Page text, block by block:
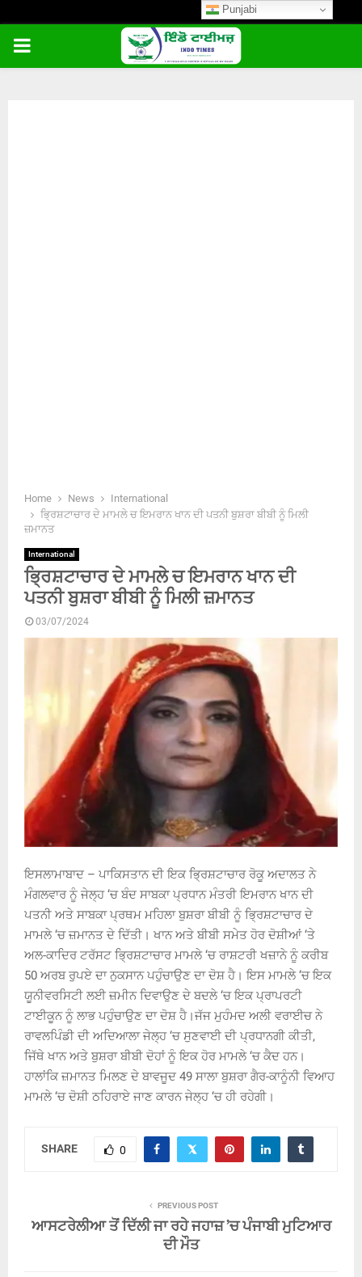
PRIMARY
Home News
International
ਭਿ੍ਰਸ਼ਟਾਚਾਰ ਦੇ ਮਾਮਲੇ ਚ ਇਮਰਾਨ ਖਾਨ ਦੀ ਪਤਨੀ ਬੁਸ਼ਰਾ ਬੀਬੀ ਨੂੰ ਮਿਲੀ
ਜ਼ਮਾਨਤ
International
ਭਿ੍ਰਸ਼ਟਾਚਾਰ ਦੇ ਮਾਮਲੇ ਚ ਇਮਰਾਨ ਖਾਨ ਦੀ
ਪਤਨੀ ਬੁਸ਼ਰਾ ਬੀਬੀ ਨੂੰ ਮਿਲੀ ਜ਼ਮਾਨਤ
03/07/2024
ਇਸਲਾਮਾਬਾਦ – ਪਾਕਿਸਤਾਨ ਦੀ ਇਕ ਭਿ੍ਰਸ਼ਟਾਚਾਰ ਰੋਕੂ ਅਦਾਲਤ ਨੇ
ਮੰਗਲਵਾਰ ਨੂੰ ਜੇਲ੍ਹ ‘ਚ ਬੰਦ ਸਾਬਕਾ ਪ੍ਰਧਾਨ ਮੰਤਰੀ ਇਮਰਾਨ ਖਾਨ ਦੀ
ਪਤਨੀ ਅਤੇ ਸਾਬਕਾ ਪ੍ਰਥਮ ਮਹਿਲਾ ਬੁਸ਼ਰਾ ਬੀਬੀ ਨੂੰ ਭਿ੍ਰਸ਼ਟਾਚਾਰ ਦੇ
ਮਾਮਲੇ ‘ਚ ਜ਼ਮਾਨਤ ਦੇ ਦਿੱਤੀ। ਖਾਨ ਅਤੇ ਬੀਬੀ ਸਮੇਤ ਹੋਰ ਦੋਸ਼ੀਆਂ ‘ਤੇ
ਅਲ-ਕਾਦਿਰ ਟਰੱਸਟ ਭਿ੍ਰਸ਼ਟਾਚਾਰ ਮਾਮਲੇ ‘ਚ ਰਾਸ਼ਟਰੀ ਖਜ਼ਾਨੇ ਨੂੰ ਕਰੀਬ
50 ਅਰਬ ਰੁਪਏ ਦਾ ਨੁਕਸਾਨ ਪਹੁੰਚਾਉਣ ਦਾ ਦੋਸ਼ ਹੈ। ਇਸ ਮਾਮਲੇ ‘ਚ ਇਕ
ਯੂਨੀਵਰਸਿਟੀ ਲਈ ਜ਼ਮੀਨ ਦਿਵਾਉਣ ਦੇ ਬਦਲੇ ‘ਚ ਇਕ ਪ੍ਰਾਪਰਟੀ
ਟਾਈਕੂਨ ਨੂੰ ਲਾਭ ਪਹੁੰਚਾਉਣ ਦਾ ਦੋਸ਼ ਹੈ।ਜੱਜ ਮੁਹੰਮਦ ਅਲੀ ਵਰਾਈਚ ਨੇ
ਰਾਵਲਪਿੰਡੀ ਦੀ ਅਦਿਆਲਾ ਜੇਲ੍ਹ ‘ਚ ਸੁਣਵਾਈ ਦੀ ਪ੍ਰਧਾਨਗੀ ਕੀਤੀ,
ਜਿੱਥੇ ਖਾਨ ਅਤੇ ਬੁਸ਼ਰਾ ਬੀਬੀ ਦੋਹਾਂ ਨੂੰ ਇਕ ਹੋਰ ਮਾਮਲੇ ‘ਚ ਕੈਦ ਹਨ।
ਹਾਲਾਂਕਿ ਜ਼ਮਾਨਤ ਮਿਲਣ ਦੇ ਬਾਵਜੂਦ 49 ਸਾਲਾ ਬੁਸ਼ਰਾ ਗੈਰ-ਕਾਨੂੰਨੀ ਵਿਆਹ
ਮਾਮਲੇ ‘ਚ ਦੋਸ਼ੀ ਠਹਿਰਾਏ ਜਾਣ ਕਾਰਨ ਜੇਲ੍ਹ ‘ਚ ਹੀ ਰਹੇਗੀ।
SHARE 0
PREVIOUS POST
ਆਸਟਰੇਲੀਆ ਤੋਂ ਦਿੱਲੀ ਜਾ ਰਹੇ ਜਹਾਜ਼ ’ਚ ਪੰਜਾਬੀ ਮੁਟਿਆਰ
ਦੀ ਮੌਤ
Punjabi